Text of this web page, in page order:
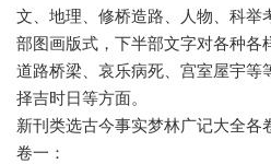
文、地理、修桥造路、人物、科举
部图画版式，下半部文字对各种各
道路桥梁、哀乐病死、宫室屋宇等
择吉时日等方面。
新刊类选古今事实梦林广记大全各
卷一：